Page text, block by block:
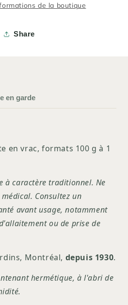
de la boutique
Share
en garde
en vrac, formats 100 g à 1
à caractère traditionnel. Ne
Consultez un
avant usage, notamment
ou de prise de
Montréal, depuis 1930.
hermétique, à l'abri de